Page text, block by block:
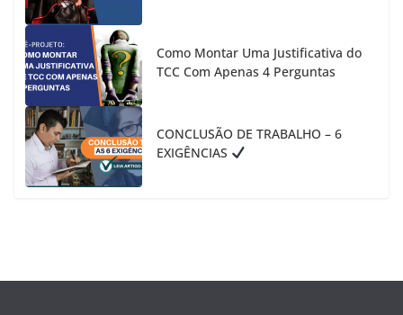
Como Montar Uma Justificativa do
TCC Com Apenas 4 Perguntas
CONCLUSÃO DE TRABALHO – 6
EXIGÊNCIAS